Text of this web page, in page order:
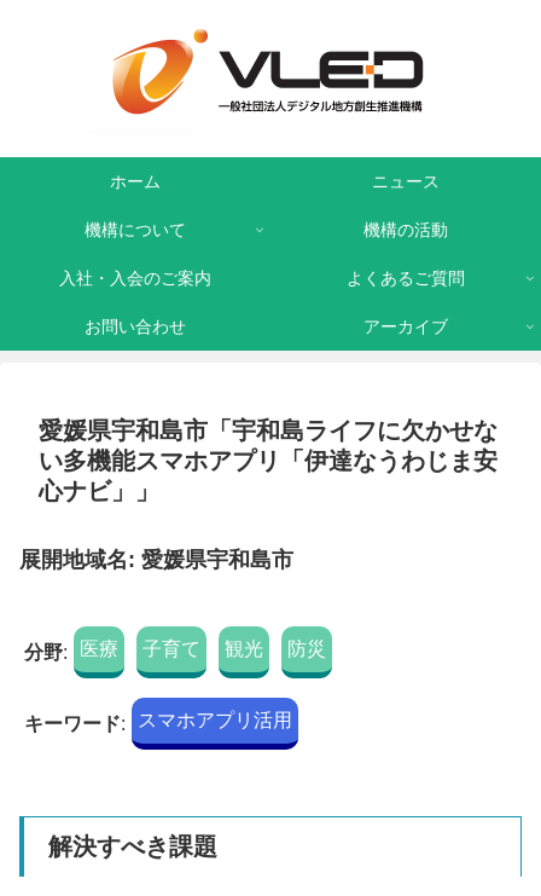
ホーム ニュース
機構について 機構の活動
入社・入会のご案内 よくあるご質問
お問い合わせ アーカイブ
愛媛県宇和島市「宇和島ライフに欠かせな
い多機能スマホアプリ「伊達なうわじま安
心ナビ」」
展開地域名: 愛媛県宇和島市
分野: 医療 子育て 観光 防災
キーワード: スマホアプリ活用
解決すべき課題